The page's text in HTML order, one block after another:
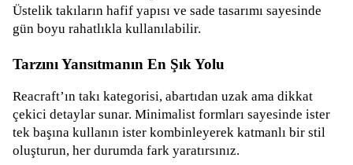
Üstelik takıların hafif yapısı ve sade tasarımı sayesinde
gün boyu rahatlıkla kullanılabilir.
Tarzını Yansıtmanın En Şık Yolu
Reacraft’ın takı kategorisi, abartıdan uzak ama dikkat
çekici detaylar sunar. Minimalist formları sayesinde ister
tek başına kullanın ister kombinleyerek katmanlı bir stil
oluşturun, her durumda fark yaratırsınız.